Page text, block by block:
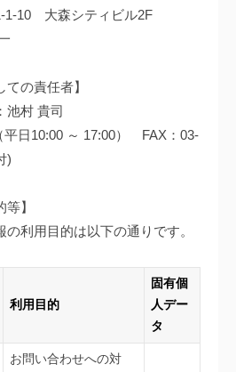
1-10 大森シティビル2F
ての責任者】
池村 貴司
平日10:00 ～ 17:00） FAX：03-
)
】
利用目的は以下の通りです。
利用目的
固有個
人デー
タ
お問い合わせへの対